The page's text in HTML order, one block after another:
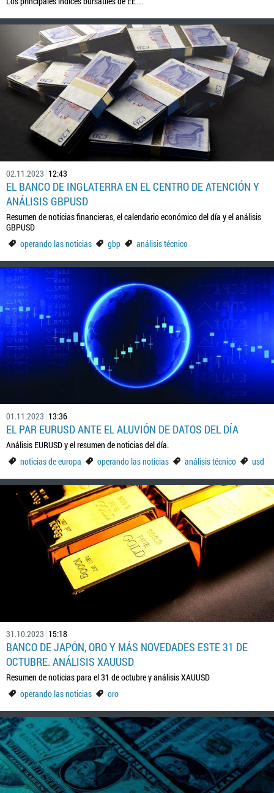
02.11.2023 12:43
EL BANCO DE INGLATERRA EN EL CENTRO DE ATENCIÓN Y
ANÁLISIS GBPUSD
Resumen de noticias financieras, el calendario económico del día y el análisis
GBPUSD
operando las noticias
gbp análisis técnico
01.11.2023 13:36
EL PAR EURUSD ANTE EL ALUVIÓN DE DATOS DEL DÍA
Análisis EURUSD y el resumen de noticias del día.
noticias de europa
operando las noticias análisis técnico usd
31.10.2023 15:18
BANCO DE JAPÓN, ORO Y MÁS NOVEDADES ESTE 31 DE
OCTUBRE. ANÁLISIS XAUUSD
Resumen de noticias para el 31 de octubre y análisis XAUUSD
operando las noticias
oro